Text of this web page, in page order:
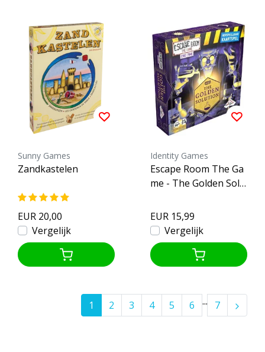
Sunny Games
Zandkastelen
EUR 20,00
Vergelijk
Identity Games
Escape Room The Ga
me - The Golden Solu
EUR 15,99
Vergelijk
1 2 3 4 5 6 ... 7